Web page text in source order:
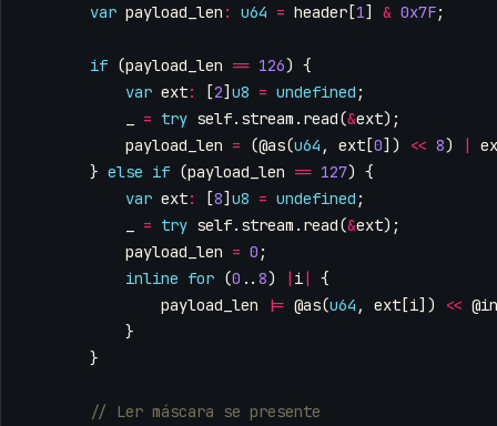
var payload_len : u64 = header [1] & 0x7F;
if (payload_len == 126) {
var ext: [2] u8 = undefined ;
= try self. stream . read(&ext);
payload_len = (@as(u64 , ext [0]) << 8) |
} else if (payload_len == 127) {
var ext: [8] u8 = undefined ;
= try self. stream . read(&ext);
payload_len = 0 ;
inline for (0 .. 8) | i|
{
payload_len
|= @as(u64 , ext [i]) <<
}
}